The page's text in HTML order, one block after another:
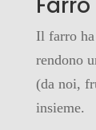
Il farro
rendono
(da noi,
insieme.